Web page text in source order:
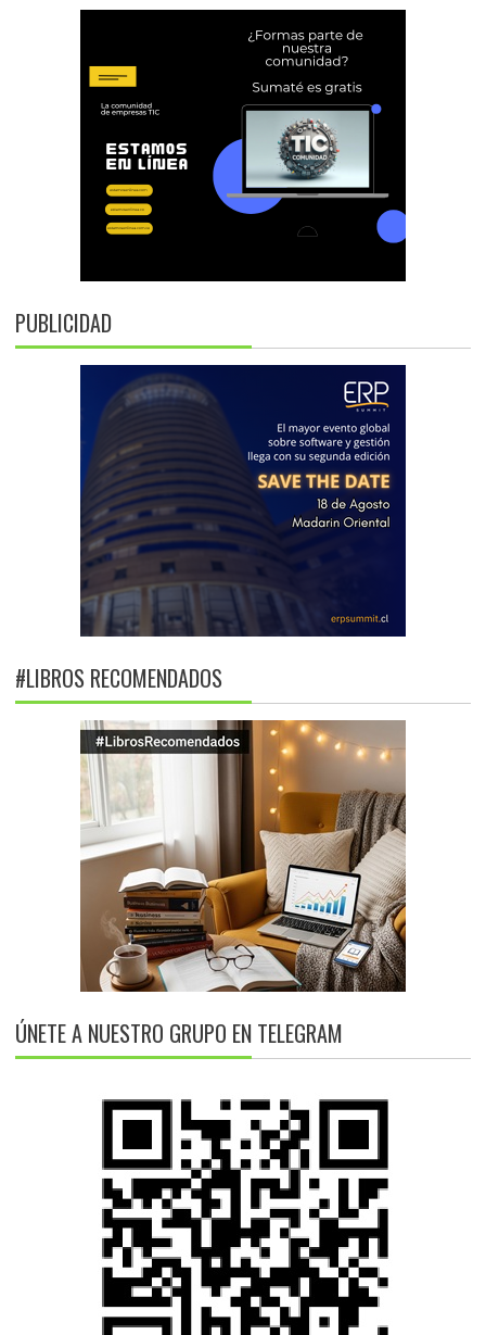
PUBLICIDAD
#LIBROS RECOMENDADOS
ÚNETE A NUESTRO GRUPO EN TELEGRAM